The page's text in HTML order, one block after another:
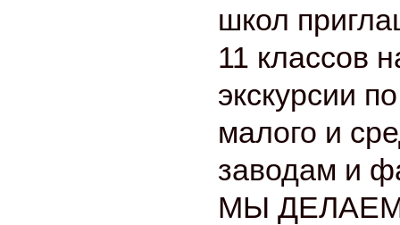
школ
11 классов
экскурсии
малого и
заводам и
МЫ